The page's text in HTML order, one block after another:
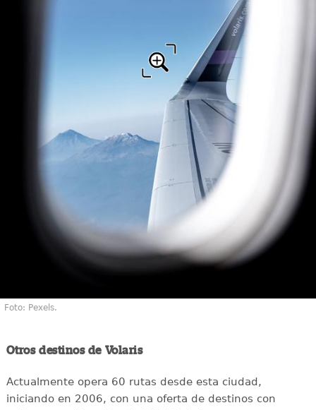
Foto: Pexels.
Otros destinos de Volaris
Actualmente opera 60 rutas desde esta ciudad,
iniciando en 2006, con una oferta de destinos con